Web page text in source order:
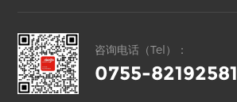
咨询电话（Tel）：
0755-82192581